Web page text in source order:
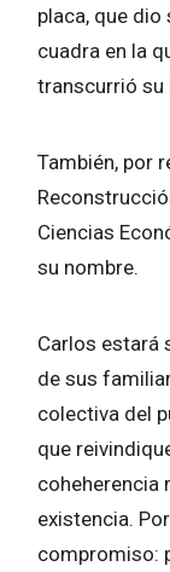
placa, que dio
cuadra en la
transcurrió su
También, por
Ciencias
su nombre.
Carlos estará
de sus
colectiva del
que
coheherencia
existencia.
compromiso: